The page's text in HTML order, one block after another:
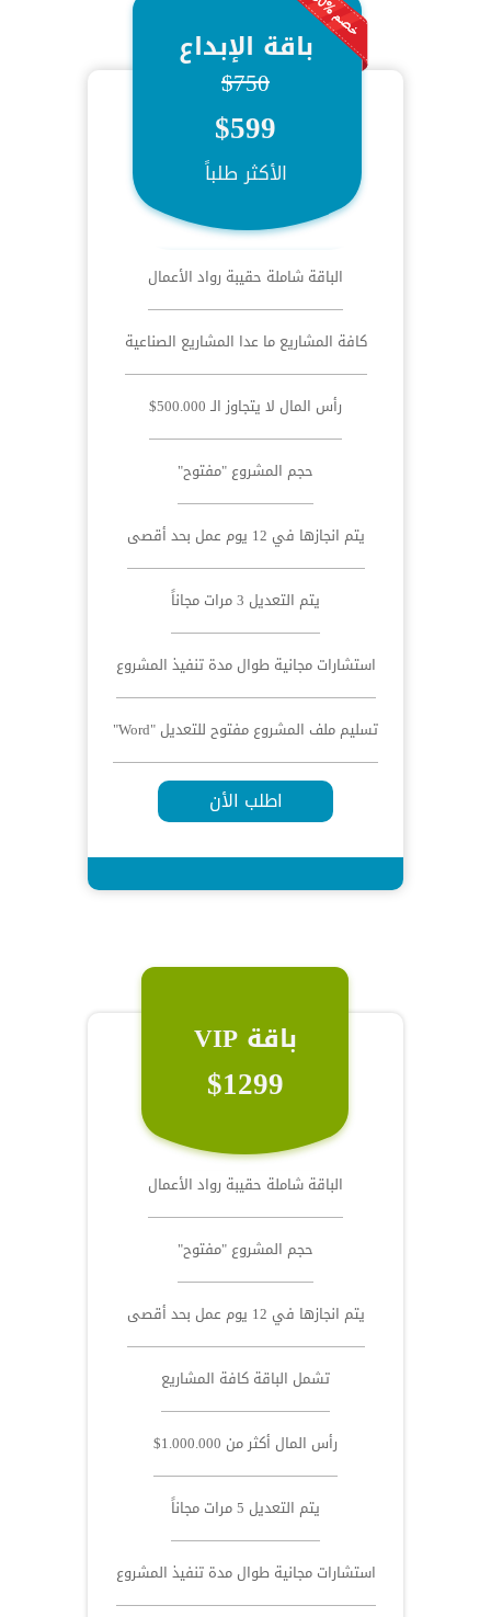
باقة الإبداع
$750
$599
الأكثر طلباً
الباقة شاملة حقيبة رواد الأعمال
كافة المشاريع ما عدا المشاريع الصناعية
رأس المال لا يتجاوز الـ 500.000$
حجم المشروع "مفتوح"
يتم انجازها في 12 يوم عمل بحد أقصى
يتم التعديل 3 مرات مجاناً
استشارات مجانية طوال مدة تنفيذ المشروع
تسليم ملف المشروع مفتوح للتعديل "Word"
اطلب الأن
باقة VIP
$1299
الباقة شاملة حقيبة رواد الأعمال
حجم المشروع "مفتوح"
يتم انجازها في 12 يوم عمل بحد أقصى
تشمل الباقة كافة المشاريع
رأس المال أكثر من 1.000.000$
يتم التعديل 5 مرات مجاناً
استشارات مجانية طوال مدة تنفيذ المشروع